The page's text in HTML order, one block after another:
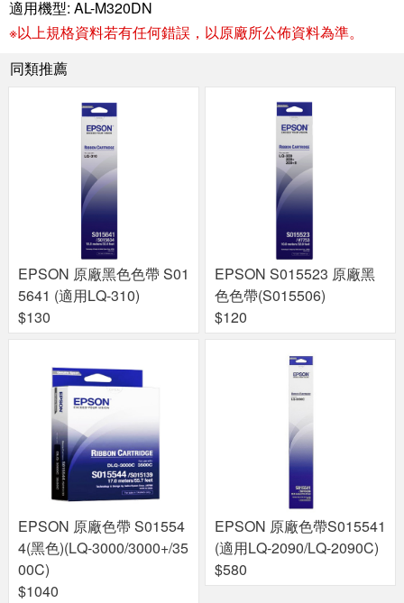
適用機型: AL-M320DN
※以上規格資料若有任何錯誤，以原廠所公佈資料為準。
同類推薦
EPSON 原廠黑色色帶 S01
5641 (適用LQ-310)
$130
EPSON S015523 原廠黑
色色帶(S015506)
$120
EPSON 原廠色帶 S01554
4(黑色)(LQ-3000/3000+/35
00C)
$1040
EPSON 原廠色帶S015541
(適用LQ-2090/LQ-2090C)
$580